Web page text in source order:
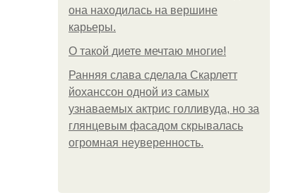
она находилась на вершине
карьеры.
О такой диете мечтаю многие!
Ранняя слава сделала Скарлетт
йоханссон одной из самых
узнаваемых актрис голливуда, но за
глянцевым фасадом скрывалась
огромная неуверенность.